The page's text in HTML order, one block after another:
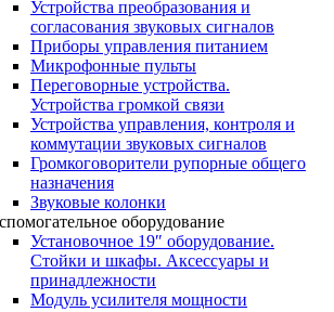
Устройства преобразования и
согласования звуковых сигналов
Приборы управления питанием
Микрофонные пульты
Переговорные устройства.
Устройства громкой связи
Устройства управления, контроля и
коммутации звуковых сигналов
Громкоговорители рупорные общего
назначения
Звуковые колонки
оборудование
Установочное 19″ оборудование.
Стойки и шкафы. Аксессуары и
принадлежности
Модуль усилителя мощности